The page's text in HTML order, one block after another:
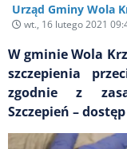
Urząd Gminy Wola
wt., 16 lutego 2021
W gminie Wola
szczepienia
zgodnie z
Szczepień –